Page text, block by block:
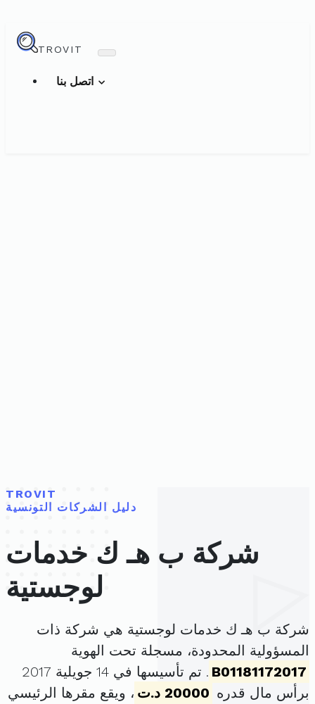
TROVIT
TROVIT
دليل الشركات التونسية
شركة ب هـ ك خدمات
لوجستية
شركة ب هـ ك خدمات لوجستية هي شركة ذات
المسؤولية المحدودة، مسجلة تحت الهوية
B01181172017
. تم تأسيسها في 14 جويلية 2017
برأس مال قدره 20000 د.ت
، ويقع مقرها الرئيسي